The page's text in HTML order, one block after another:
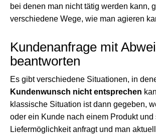
bei denen man nicht tätig werden kann,
verschiedene Wege, wie man agieren
Kundenanfrage mit
beantworten
Es gibt verschiedene Situationen, in
Kundenwunsch nicht entsprechen
klassische Situation ist dann gegeben,
oder ein Kunde nach einem Produkt und
Liefermöglichkeit anfragt und man